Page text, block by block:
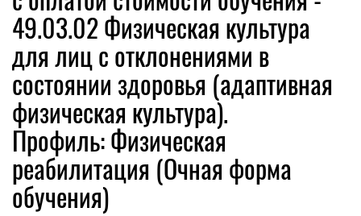
49.03.02 Физическая культура
для лиц с отклонениями в
состоянии здоровья (адаптивная
физическая культура).
Профиль: Физическая
реабилитация (Очная форма
обучения)